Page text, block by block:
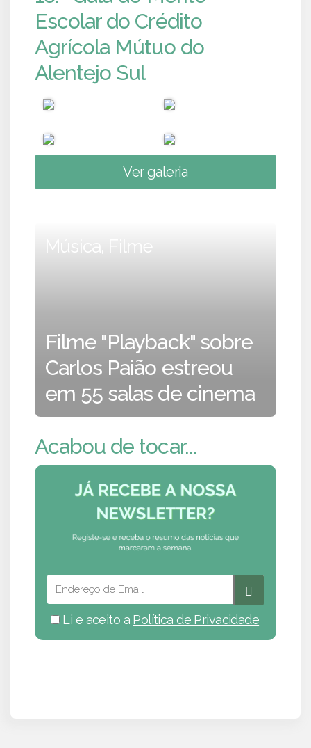
Escolar do Crédito
Agrícola Mútuo do
Alentejo Sul
Ver galeria
Música, Filme
Filme "Playback" sobre
Carlos Paião estreou
em 55 salas de cinema
Acabou de tocar...
Li e aceito a Política de Privacidade